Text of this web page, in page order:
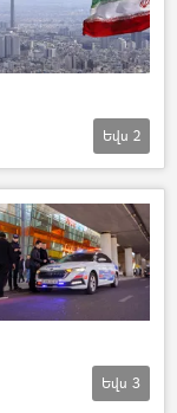
Եվս 2
Եվս 3